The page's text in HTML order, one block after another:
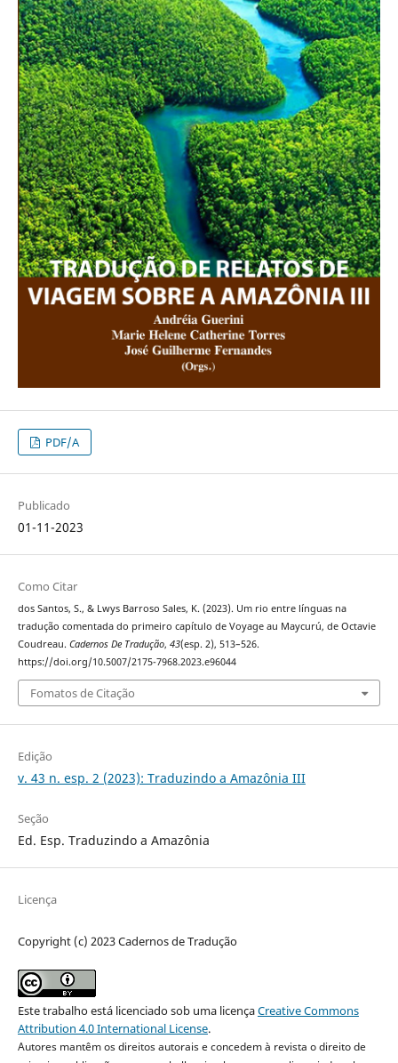
PDF/A
Publicado
01-11-2023
Como Citar
dos Santos, S., & Lwys Barroso Sales, K. (2023). Um rio entre línguas na
tradução comentada do primeiro capítulo de Voyage au Maycurú, de Octavie
Coudreau. Cadernos De Tradução, 43(esp. 2), 513–526.
https://doi.org/10.5007/2175-7968.2023.e96044
Fomatos de Citação
Edição
v. 43 n. esp. 2 (2023): Traduzindo a Amazônia III
Seção
Ed. Esp. Traduzindo a Amazônia
Licença
Copyright (c) 2023 Cadernos de Tradução
Este trabalho está licenciado sob uma licençaCreative Commons
Attribution 4.0 International License.
Autores mantêm os direitos autorais e concedem à revista o direito de